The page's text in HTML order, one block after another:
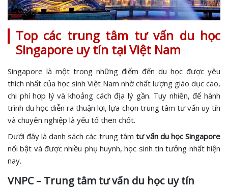
Top các trung tâm tư vấn du học
Singapore uy tín tại Việt Nam
Singapore là một trong những điểm đến du học được yêu
thích nhất của học sinh Việt Nam nhờ chất lượng giáo dục cao,
chi phí hợp lý và khoảng cách địa lý gần. Tuy nhiên, để hành
trình du học diễn ra thuận lợi, lựa chọn trung tâm tư vấn uy tín
và chuyên nghiệp là yếu tố then chốt.
Dưới đây là danh sách các trung tâm tư vấn du học Singapore
nổi bật và được nhiều phụ huynh, học sinh tin tưởng nhất hiện
nay.
VNPC – Trung tâm tư vấn du học uy tín